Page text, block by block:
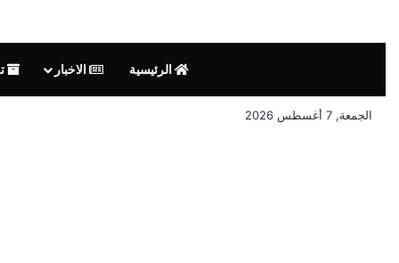
الرئيسية الاخبار
الجمعة, 7 أغسطس 2026